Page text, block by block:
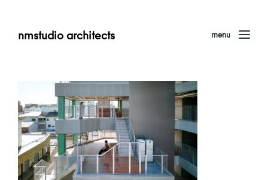
nmstudio architects menu